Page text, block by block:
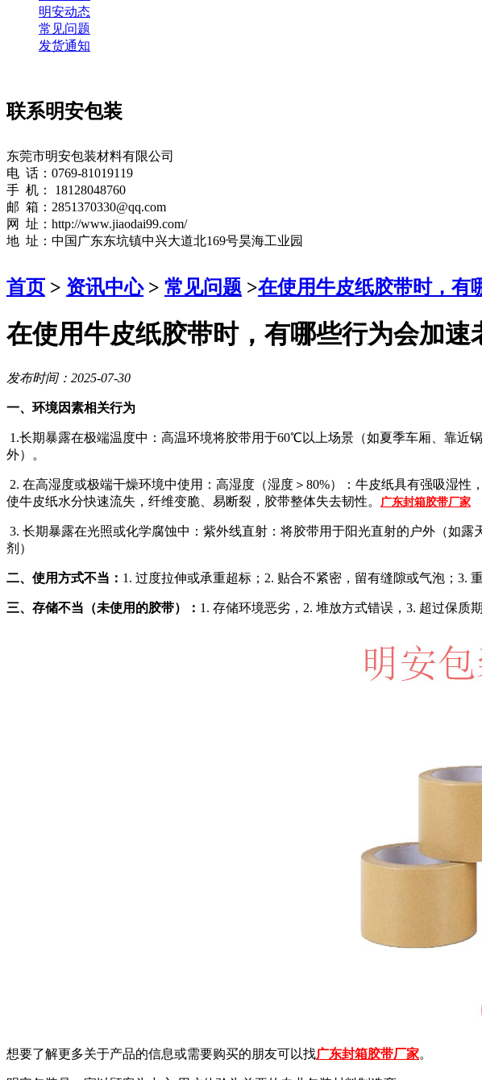
明安动态
常见问题
发货通知
联系明安包装
东莞市明安包装材料有限公司
电 话：0769-81019119
手 机： 18128048760
邮 箱：2851370330@qq.com
网 址：http://www.jiaodai99.com/
地 址：中国广东东坑镇中兴大道北169号昊海工业园
首页 > 资讯中心> 常见问题 >在使用牛皮纸胶带时，有
在使用牛皮纸胶带时，有哪些行为会加
发布时间：2025-07-30
一、环境因素相关行为
1.长期暴露在极端温度中：高温环境将胶带用于60℃以上场景（如夏季车厢、靠
外）。
2. 在高湿度或极端干燥环境中使用：高湿度（湿度＞80%）：牛皮纸具有强吸湿
使牛皮纸水分快速流失，纤维变脆、易断裂，胶带整体失去韧性。
广东封箱胶带厂家
3. 长期暴露在光照或化学腐蚀中：紫外线直射：将胶带用于阳光直射的户外（如
剂）
二、使用方式不当： 1. 过度拉伸或承重超标；2. 贴合不紧密，留有缝隙或气泡；3.
三、存储不当（未使用的胶带）： 1. 存储环境恶劣，2. 堆放方式错误，3. 超过保质
想要了解更多关于产品的信息或需要购买的朋友可以找广东封箱胶带厂家。